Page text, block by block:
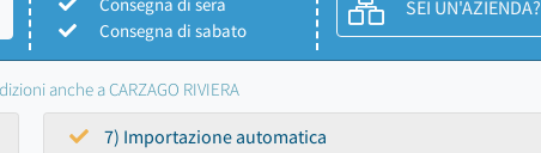
Consegna di sabato
SEI UN'AZIENDA?
anche a CARZAGO RIVIERA
7) Importazione automatica